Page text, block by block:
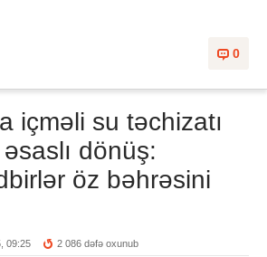
0
içməli su təchizatı
dönüş:
öz bəhrəsini
09:25 2 086 dəfə oxunub